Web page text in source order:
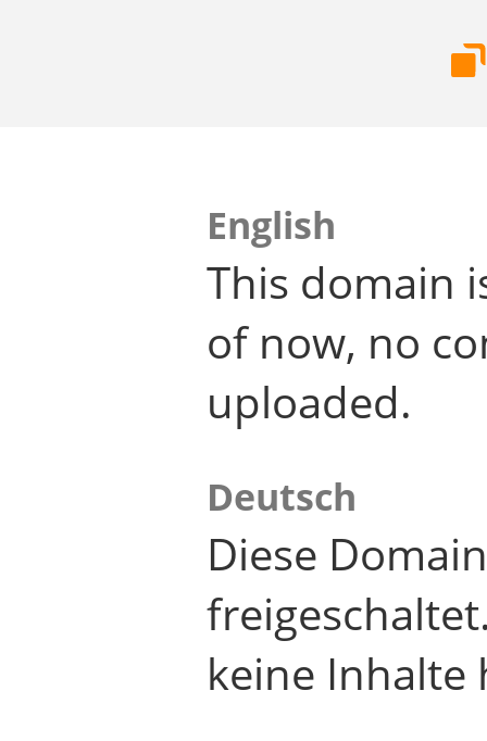
English
This domain
of now, no
uploaded.
Deutsch
Diese
keine Inhalte